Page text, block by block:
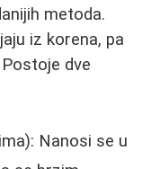
metoda.
iz korena, pa
dve
Nanosi se u